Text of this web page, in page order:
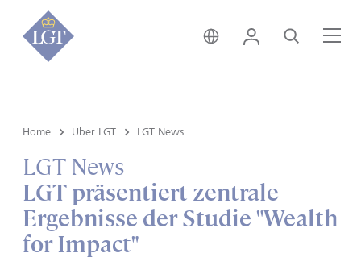
Liechtenstein • Deutsch
Login Suche
Home Über LGT LGT News
LGT News
LGT präsentiert zentrale
Ergebnisse der Studie "Wealth
for Impact"